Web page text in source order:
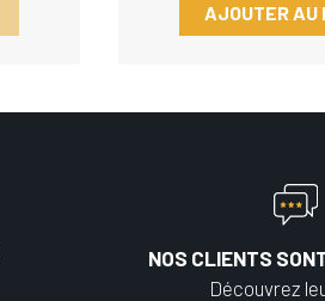
AJOUTER AU
NOS CLIENTS
Découvrez